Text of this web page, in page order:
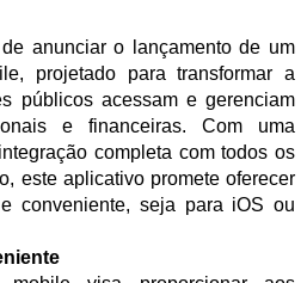
anunciar o lançamento de um
projetado para transformar a
públicos acessam e gerenciam
e financeiras. Com uma
completa com todos os
este aplicativo promete oferecer
conveniente, seja para iOS ou